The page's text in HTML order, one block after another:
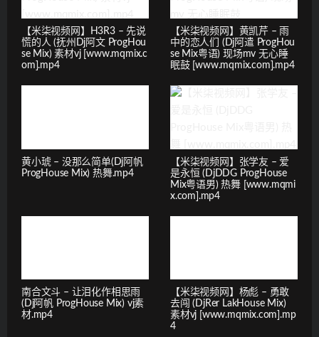
【米柒视频网】H3R3 – 先说
慌的人 (抚州Dj阿文 ProgHou
se Mix) 素材vj [www.mqmix.c
om].mp4
【米柒视频网】黄凯芹 – 雨
中的恋人们 (Dj阿遣 ProgHou
se Mix粤语) 现场mv 无心睡
眠鼓 [www.mqmix.com].mp4
黄小琥 – 没那么简单(Dj阿帆
ProgHouse Mix) 热舞.mp4
【米柒视频网】张学友 – 爱
是永恒 (DjDDG ProgHouse
Mix粤语男) 热舞 [www.mqmi
x.com].mp4
南合文斗 – 让泪化作相思雨
(Dj阿帆 ProgHouse Mix) vj素
材.mp4
【米柒视频网】杨彪 – 勇敢
去闯 (DjRer LakHouse Mix)
素材vj [www.mqmix.com].mp
4